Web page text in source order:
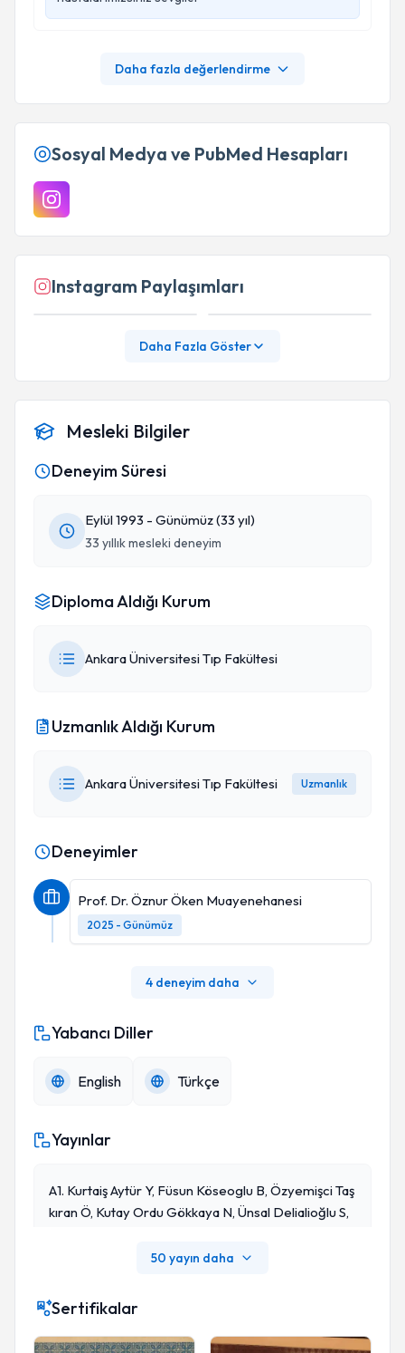
Daha fazla değerlendirme
Sosyal Medya ve PubMed Hesapları
Instagram Paylaşımları
Daha Fazla Göster
Mesleki Bilgiler
Deneyim Süresi
Eylül 1993 - Günümüz (33 yıl)
33 yıllık mesleki deneyim
Diploma Aldığı Kurum
Ankara Üniversitesi Tıp Fakültesi
Uzmanlık Aldığı Kurum
Ankara Üniversitesi Tıp Fakültesi Uzmanlık
Deneyimler
Prof. Dr. Öznur Öken Muayenehanesi
2025 - Günümüz
4 deneyim daha
Yabancı Diller
English Türkçe
Yayınlar
A1. Kurtaiş Aytür Y, Füsun Köseoglu B, Özyemişci Taş
Kıran Ö, Kutay Ordu Gökkaya N, Ünsal Delialioğlu S,
Emdaroglu E, Figen Ayhan F, Duyur Çakıt B, Genç A,
Ya B, Öken Ö, Özdemir H, Soyupek F, Tıkız C. Pulmo
Nary Rehabilitation Principles In SARS-COV-2 Infec
Tion (COVID-19): The Revised Guideline For The Ac
50 yayın daha
Sertifikalar